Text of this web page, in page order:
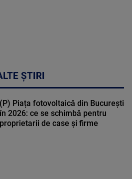
ȘTIRI
(P) Piața fotovoltaică din București
2026: ce se schimbă pentru
proprietarii de case și firme